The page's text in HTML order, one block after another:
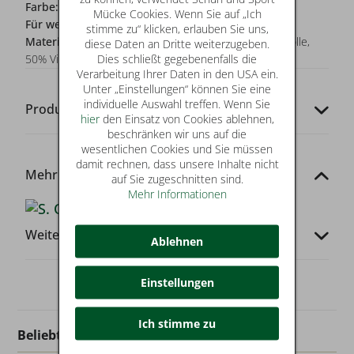
Farbe:
blau
Für wen?:
Damen
Materialzusammensetzung: Oberstoff: 50% Baumwolle,
50% Viskose
Produkt-Codes
Mehr von dieser Marke
Weitere Infos
Beliebt in dieser Kategorie
Mücke Cookies. Wenn Sie auf „Ich
stimme zu“ klicken, erlauben Sie uns,
diese Daten an Dritte weiterzugeben.
Dies schließt gegebenenfalls die
Verarbeitung Ihrer Daten in den USA ein.
Unter „Einstellungen“ können Sie eine
individuelle Auswahl treffen. Wenn Sie
hierden Einsatz von Cookies ablehnen,
beschränken wir uns auf die
wesentlichen Cookies und Sie müssen
damit rechnen, dass unsere Inhalte nicht
auf Sie zugeschnitten sind.
Mehr Informationen
Ablehnen
Einstellungen
Ich stimme zu